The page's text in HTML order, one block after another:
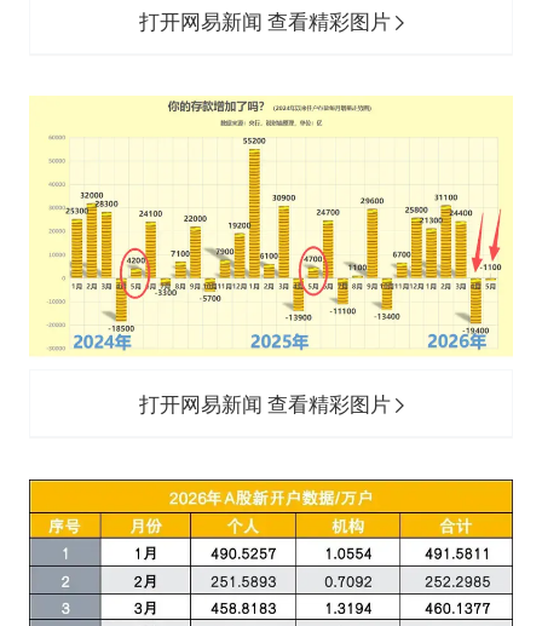
打开网易新闻 查看精彩图片
打开网易新闻 查看精彩图片